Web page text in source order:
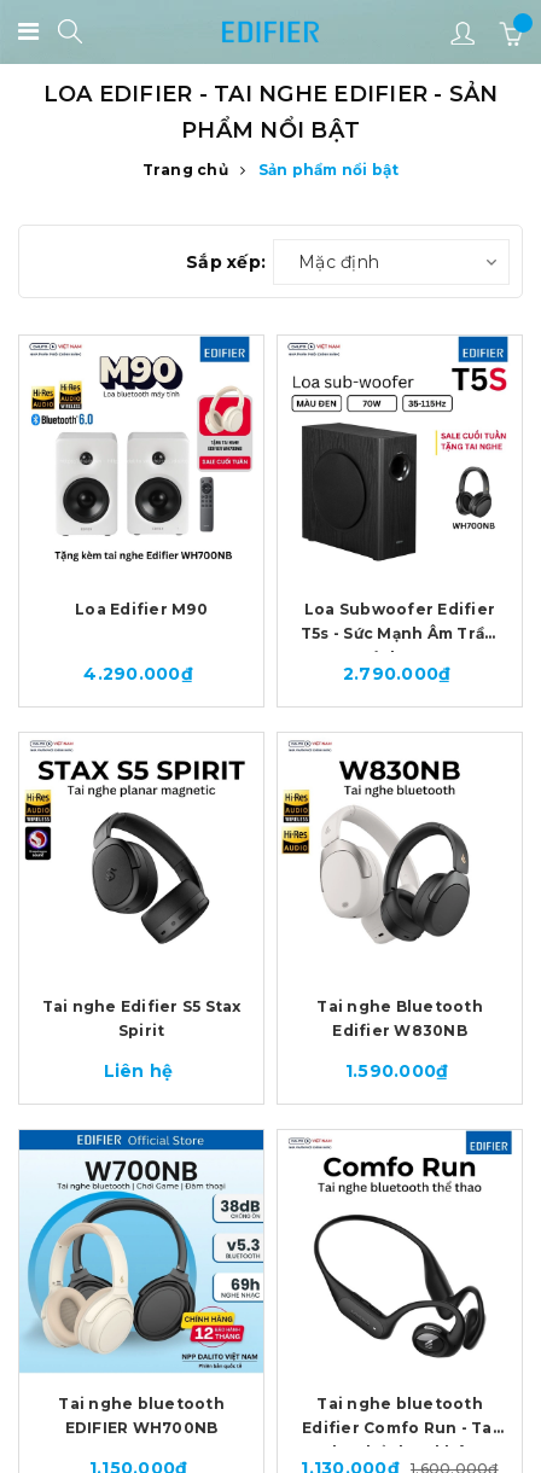
LOA EDIFIER - TAI NGHE EDIFIER - SẢN
PHẨM NỔI BẬT
Trang chủ Sản phẩm nổi bật
Sắp xếp: Mặc định
Loa Edifier M90
4.290.000₫
Loa Subwoofer Edifier
T5s - Sức Mạnh Âm Trầm
Đỉnh Cao
2.790.000₫
Tai nghe Edifier S5 Stax
Spirit
Liên hệ
Tai nghe Bluetooth
Edifier W830NB
1.590.000₫
Tai nghe bluetooth
EDIFIER WH700NB
1.150.000₫
Tai nghe bluetooth
Edifier Comfo Run - Tai
nghe thể thao không
1.130.000₫ 1.600.000₫